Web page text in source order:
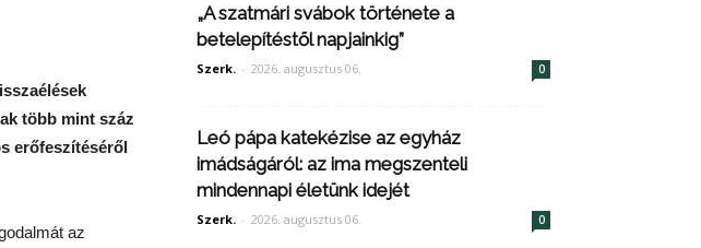
több mint száz
erőfeszítéséről
az
„A szatmári svábok története a
betelepítéstől napjainkig”
Szerk. - 2026. augusztus 06. 0
Leó pápa katekézise az egyház
imádságáról: az ima megszenteli
mindennapi életünk idejét
Szerk. - 2026. augusztus 06. 0